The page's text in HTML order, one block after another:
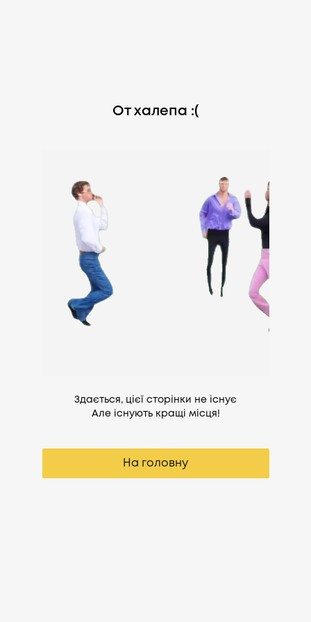
От халепа :(
Здається, цієї сторінки не існує
Але існують кращі місця!
На головну